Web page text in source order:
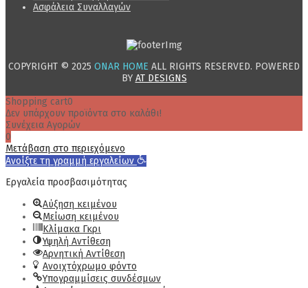
Ασφάλεια Συναλλαγών
COPYRIGHT © 2025 ONAR HOME ALL RIGHTS RESERVED. POWERED
BY AT DESIGNS
Shopping cart0
Δεν υπάρχουν προϊόντα στο καλάθι!
Συνέχεια Αγορών
0
Μετάβαση στο περιεχόμενο
Ανοίξτε τη γραμμή εργαλείων
Εργαλεία προσβασιμότητας
Αύξηση κειμένου
Μείωση κειμένου
Κλίμακα Γκρι
Υψηλή Αντίθεση
Αρνητική Αντίθεση
Ανοιχτόχρωμο φόντο
Υπογραμμίσεις συνδέσμων